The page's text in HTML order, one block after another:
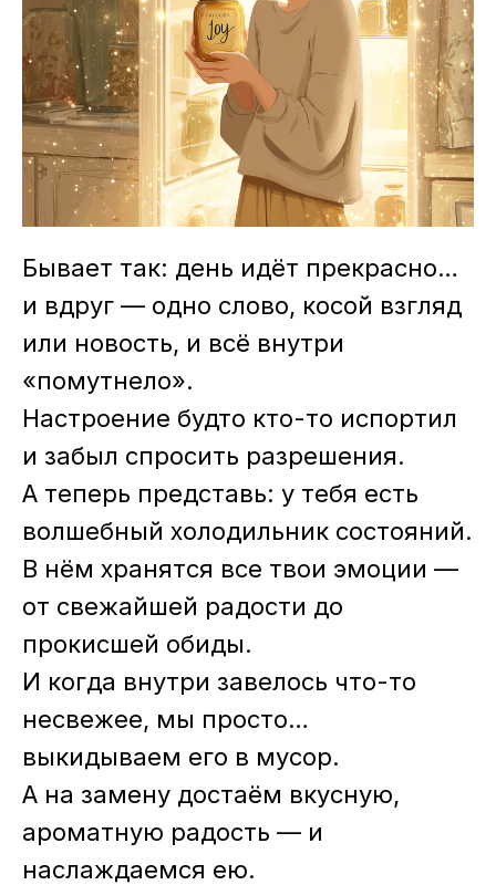
Бывает так: день идёт прекрасно…
и вдруг — одно слово, косой взгляд
или новость, и всё внутри
«помутнело».
Настроение будто кто-то испортил
и забыл спросить разрешения.
А теперь представь: у тебя есть
волшебный холодильник состояний.
В нём хранятся все твои эмоции —
от свежайшей радости до
прокисшей обиды.
И когда внутри завелось что-то
несвежее, мы просто…
выкидываем его в мусор.
А на замену достаём вкусную,
ароматную радость — и
наслаждаемся ею.